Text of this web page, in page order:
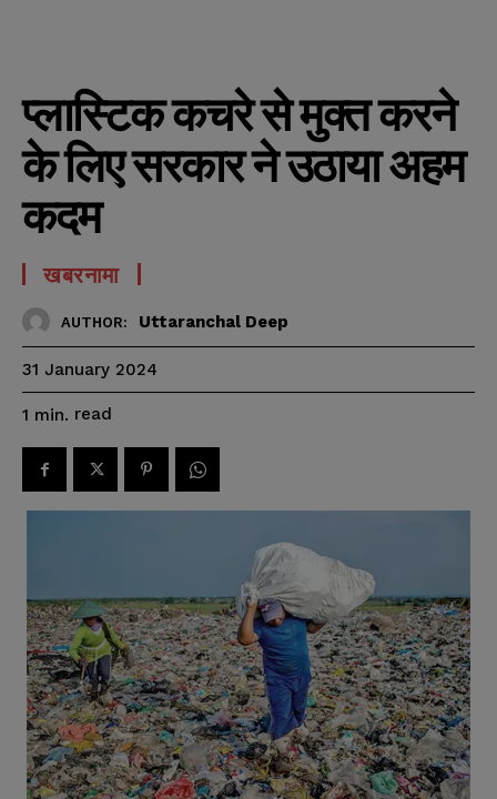
प्लास्टिक कचरे से मुक्त करने
के लिए सरकार ने उठाया अहम
कदम
खबरनामा
AUTHOR: Uttaranchal Deep
31 January 2024
1 min. read